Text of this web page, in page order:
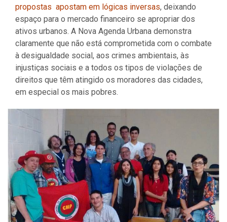
propostas apostam em lógicas inversas, deixando
espaço para o mercado financeiro se apropriar dos
ativos urbanos. A Nova Agenda Urbana demonstra
claramente que não está comprometida com o combate
à desigualdade social, aos crimes ambientais, às
injustiças sociais e a todos os tipos de violações de
direitos que têm atingido os moradores das cidades,
em especial os mais pobres.